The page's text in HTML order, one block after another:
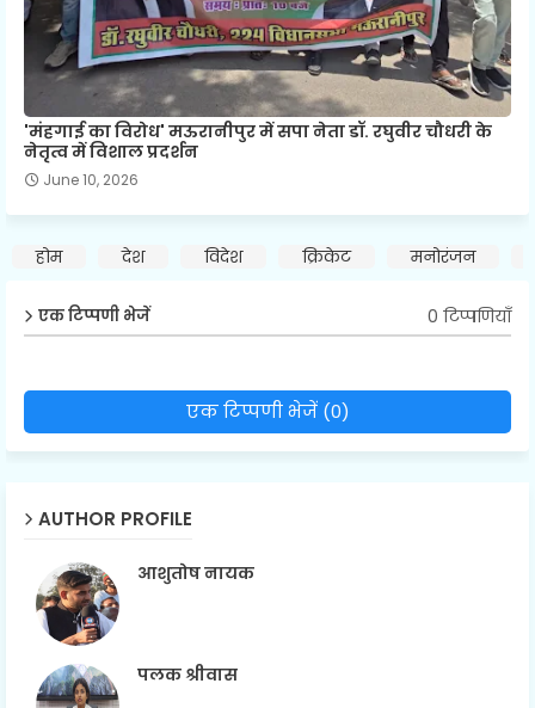
'मंहगाई का विरोध' मऊरानीपुर में सपा नेता डॉ. रघुवीर चौधरी के
नेतृत्व में विशाल प्रदर्शन
June 10, 2026
होम देश विदेश क्रिकेट मनोरंजन
एक टिप्पणी भेजें 0 टिप्पणियाँ
एक टिप्पणी भेजें (0)
AUTHOR PROFILE
आशुतोष नायक
पलक श्रीवास